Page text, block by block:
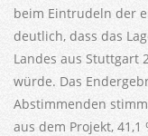
beim Eintrudeln der
deutlich, dass das
Landes aus Stuttgart
würde. Das
Abstimmenden
aus dem Projekt,